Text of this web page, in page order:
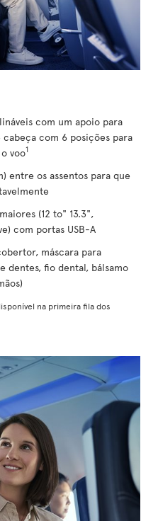
com um apoio para
com 6 posições para
voo1
entre os assentos para que
(12 to" 13.3",
com portas USB-A
máscara para
dentes, fio dental, bálsamo
na primeira fila dos